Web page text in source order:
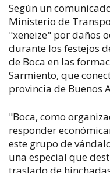
Según un
Ministerio de
"xeneize" por daños
durante los festejos
de Boca en las
Sarmiento, que
provincia de Buenos
"Boca, como
responder
este grupo de
una especial que